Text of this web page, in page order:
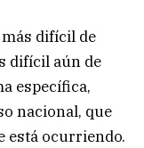
difícil de
difícil aún de
específica,
nacional, que
está ocurriendo.